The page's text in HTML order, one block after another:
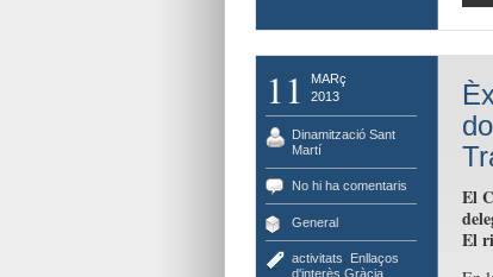
11
MARç
2013
Dinamització Sant
Martí
No hi ha comentaris
General
activitats
Enllaços
d'interès Gràcia,
El
El